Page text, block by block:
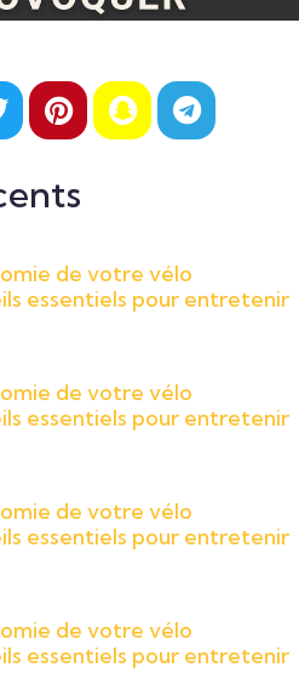
de votre vélo
essentiels pour entretenir
de votre vélo
essentiels pour entretenir
de votre vélo
essentiels pour entretenir
de votre vélo
essentiels pour entretenir